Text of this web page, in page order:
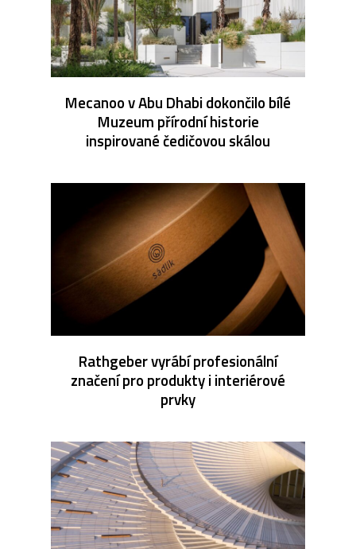
Mecanoo v Abu Dhabi dokončilo bílé
Muzeum přírodní historie
inspirované čedičovou skálou
Rathgeber vyrábí profesionální
značení pro produkty i interiérové
prvky